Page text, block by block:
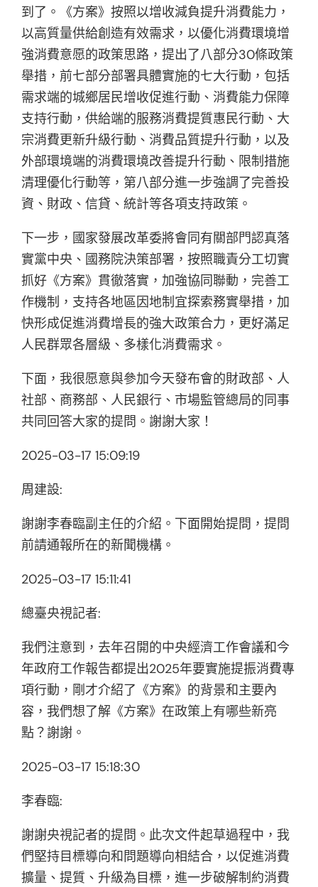
到了。《方案》按照以增收減負提升消費能力，
以高質量供給創造有效需求，以優化消費環境增
強消費意愿的政策思路，提出了八部分30條政策
舉措，前七部分部署具體實施的七大行動，包括
需求端的城鄉居民增收促進行動、消費能力保障
支持行動，供給端的服務消費提質惠民行動、大
宗消費更新升級行動、消費品質提升行動，以及
外部環境端的消費環境改善提升行動、限制措施
清理優化行動等，第八部分進一步強調了完善投
資、財政、信貸、統計等各項支持政策。
下一步，國家發展改革委將會同有關部門認真落
實黨中央、國務院決策部署，按照職責分工切實
抓好《方案》貫徹落實，加強協同聯動，完善工
作機制，支持各地區因地制宜探索務實舉措，加
快形成促進消費增長的強大政策合力，更好滿足
人民群眾各層級、多樣化消費需求。
下面，我很愿意與參加今天發布會的財政部、人
社部、商務部、人民銀行、市場監管總局的同事
共同回答大家的提問。謝謝大家！
2025-03-17 15:09:19
周建設:
謝謝李春臨副主任的介紹。下面開始提問，提問
前請通報所在的新聞機構。
2025-03-17 15:11:41
總臺央視記者:
我們注意到，去年召開的中央經濟工作會議和今
年政府工作報告都提出2025年要實施提振消費專
項行動，剛才介紹了《方案》的背景和主要內
容，我們想了解《方案》在政策上有哪些新亮
點？謝謝。
2025-03-17 15:18:30
李春臨:
謝謝央視記者的提問。此次文件起草過程中，我
們堅持目標導向和問題導向相結合，以促進消費
擴量、提質、升級為目標，進一步破解制約消費